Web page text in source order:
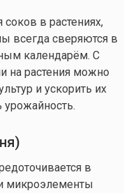
в растениях,
всегда сверяются в
календарём. С
на растения можно
и ускорить их
в
микроэлементы